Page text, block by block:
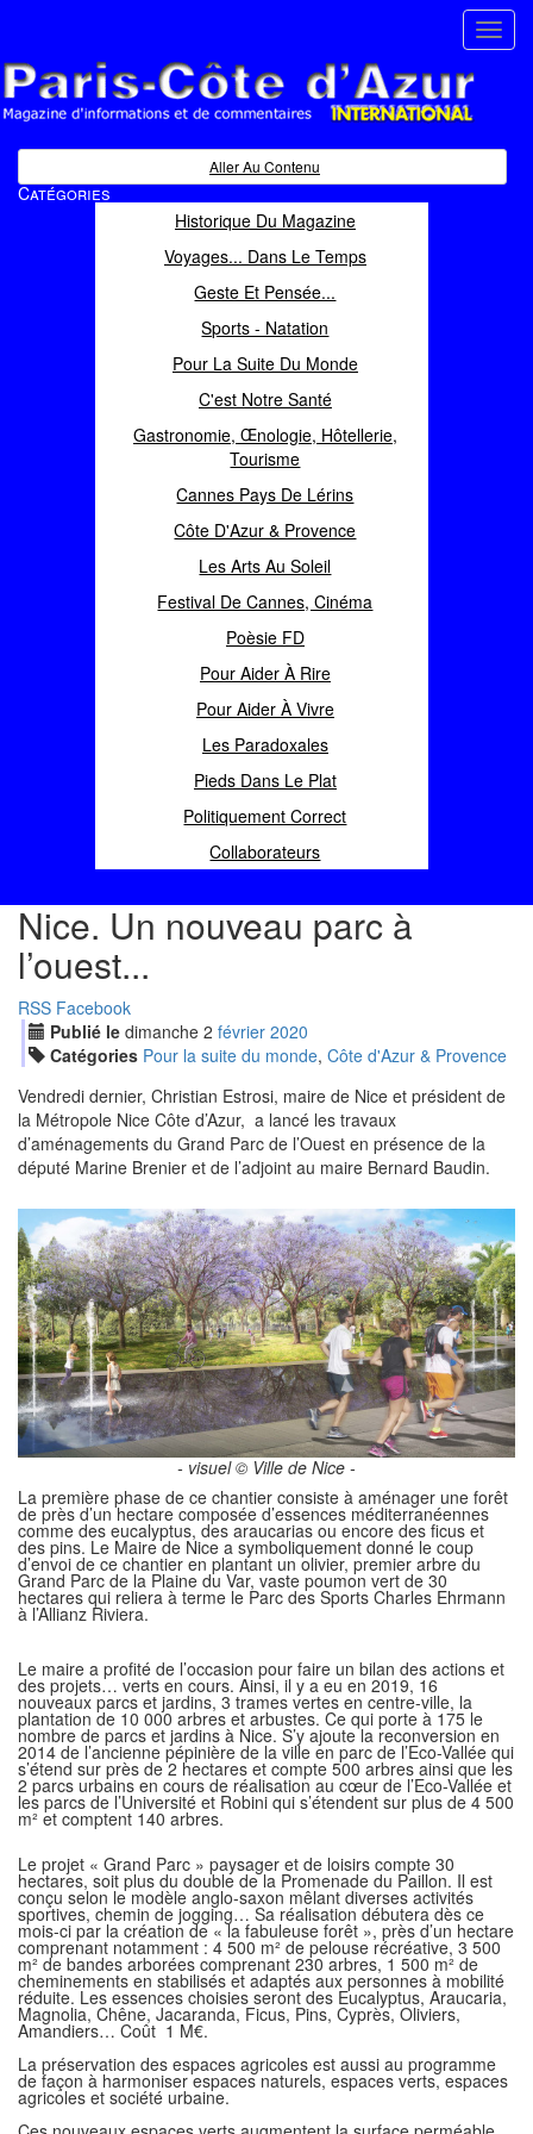
Magazine d'informations et de commentaires
Aller Au Contenu
Catégories
Historique Du Magazine
Voyages... Dans Le Temps
Geste Et Pensée...
Sports - Natation
Pour La Suite Du Monde
C'est Notre Santé
Gastronomie, Œnologie, Hôtellerie,
Tourisme
Cannes Pays De Lérins
Côte D'Azur & Provence
Les Arts Au Soleil
Festival De Cannes, Cinéma
Poèsie FD
Pour Aider À Rire
Pour Aider À Vivre
Les Paradoxales
Pieds Dans Le Plat
Politiquement Correct
Collaborateurs
Nice. Un nouveau parc à
l’ouest...
RSS Facebook
Publié le dimanche 2 février 2020
Catégories Pour la suite du monde, Côte d'Azur & Provence
Vendredi dernier, Christian Estrosi, maire de Nice et président de
la Métropole Nice Côte d’Azur, a lancé les travaux
d’aménagements du Grand Parc de l’Ouest en présence de la
député Marine Brenier et de l’adjoint au maire Bernard Baudin.
- visuel © Ville de Nice -
La première phase de ce chantier consiste à aménager une forêt
de près d’un hectare composée d’essences méditerranéennes
comme des eucalyptus, des araucarias ou encore des ficus et
des pins. Le Maire de Nice a symboliquement donné le coup
d’envoi de ce chantier en plantant un olivier, premier arbre du
Grand Parc de la Plaine du Var, vaste poumon vert de 30
hectares qui reliera à terme le Parc des Sports Charles Ehrmann
à l’Allianz Riviera.
Le maire a profité de l’occasion pour faire un bilan des actions et
des projets… verts en cours. Ainsi, il y a eu en 2019, 16
nouveaux parcs et jardins, 3 trames vertes en centre-ville, la
plantation de 10 000 arbres et arbustes. Ce qui porte à 175 le
nombre de parcs et jardins à Nice. S’y ajoute la reconversion en
2014 de l’ancienne pépinière de la ville en parc de l’Eco-Vallée qui
s’étend sur près de 2 hectares et compte 500 arbres ainsi que les
2 parcs urbains en cours de réalisation au cœur de l’Eco-Vallée et
les parcs de l’Université et Robini qui s’étendent sur plus de 4 500
m² et comptent 140 arbres.
Le projet « Grand Parc » paysager et de loisirs compte 30
hectares, soit plus du double de la Promenade du Paillon. Il est
conçu selon le modèle anglo-saxon mêlant diverses activités
sportives, chemin de jogging… Sa réalisation débutera dès ce
mois-ci par la création de « la fabuleuse forêt », près d’un hectare
comprenant notamment : 4 500 m² de pelouse récréative, 3 500
m² de bandes arborées comprenant 230 arbres, 1 500 m² de
cheminements en stabilisés et adaptés aux personnes à mobilité
réduite. Les essences choisies seront des Eucalyptus, Araucaria,
Magnolia, Chêne, Jacaranda, Ficus, Pins, Cyprès, Oliviers,
Amandiers… Coût 1 M€.
La préservation des espaces agricoles est aussi au programme
de façon à harmoniser espaces naturels, espaces verts, espaces
agricoles et société urbaine.